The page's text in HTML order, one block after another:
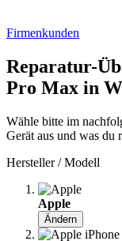
Firmenkunden
Reparatur-
Pro Max in
Wähle bitte im
Gerät aus und was du
Hersteller / Modell
Apple
Ändern